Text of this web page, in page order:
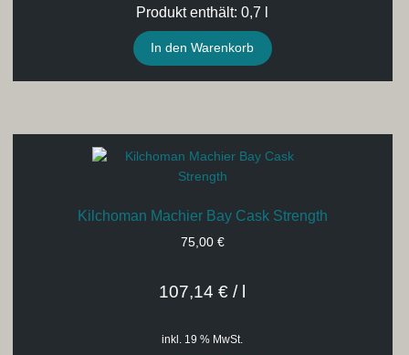
Produkt enthält: 0,7 l
In den Warenkorb
Kilchoman Machier Bay Cask Strength
75,00 €
107,14€ / l
inkl. 19 % MwSt.